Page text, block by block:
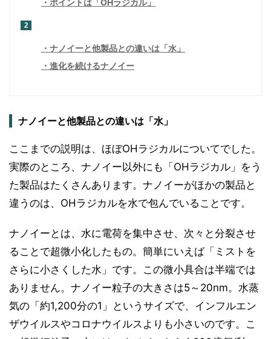
ポイントは「OHラジカル」
2
ナノイーと他製品との違いは「水」
進化を続けるナノイー
ナノイーと他製品との違いは「水」
ここまでの説明は、ほぼOHラジカルについてでした。
実際のところ、ナノイー以外にも「OHラジカル」をう
た製品はたくさんあります。ナノイーがほかの製品と
違うのは、OHラジカルを水で包んでいることです。
ナノイーとは、水に電荷を集中させ、次々と分裂させ
ることで超微小化したもの。簡単にいえば「ミストを
さらに小さくした水」です。この微小具合は半端では
ありません。ナノイー粒子の大きさは5～20nm。水蒸
気の「約1,200分の1」というサイズで、インフルエン
ザウイルスやコロナウイルスよりも小さいのです。こ